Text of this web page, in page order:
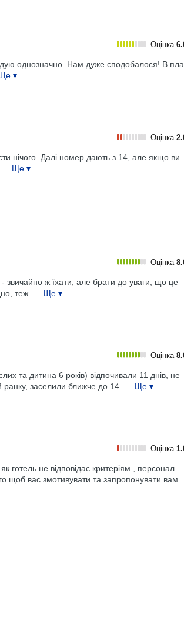
Оцінка
однозначно. Нам дуже сподобалося! В
▾
Оцінка
нічого. Далі номер дають з 14, але якщо ви
… Ще ▾
Оцінка
- звичайно ж їхати, але брати до уваги, що це
теж.
… Ще ▾
Оцінка
та дитина 6 років) відпочивали 11 днів, не
заселили ближче до 14.
… Ще ▾
Оцінка
готель не відповідає критеріям , персонал
щоб вас змотивувати та запропонувати вам